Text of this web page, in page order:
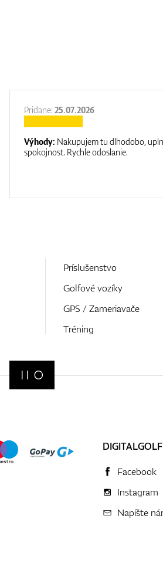
Pridane:25.07.2026
Výhody: Nakupujem tu dlhodobo,
spokojnost. Rychle odoslanie.
Príslušenstvo
Golfové vozíky
GPS / Zameriavače
Tréning
Facebook
Instagram
Napíšte